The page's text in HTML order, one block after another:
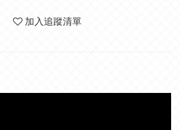
加入追蹤清單